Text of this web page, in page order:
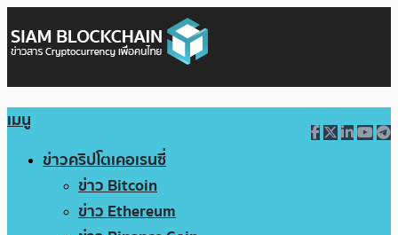
เมนู
ข่าวคริปโตเคอเรนซี่
ข่าว Bitcoin
ข่าว Ethereum